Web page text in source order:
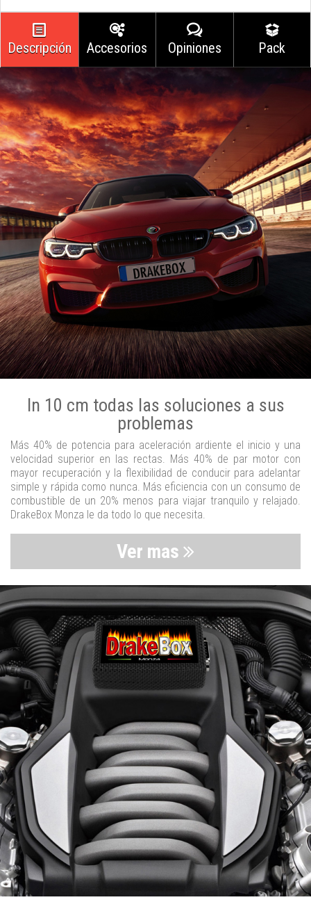
Descripción Accesorios Opiniones Pack
In 10 cm todas las soluciones a sus
problemas
Más 40% de potencia para aceleración ardiente el inicio y una
velocidad superior en las rectas. Más 40% de par motor con
mayor recuperación y la flexibilidad de conducir para adelantar
simple y rápida como nunca. Más eficiencia con un consumo de
combustible de un 20% menos para viajar tranquilo y relajado.
DrakeBox Monza le da todo lo que necesita.
Ver mas